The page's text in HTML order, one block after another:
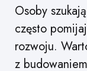
Osoby
często
rozwoju.
z